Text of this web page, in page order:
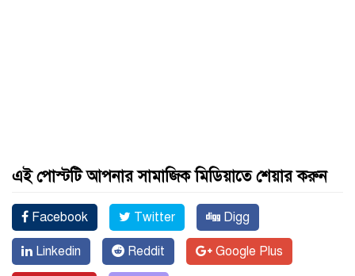
এই পোস্টটি আপনার সামাজিক মিডিয়াতে শেয়ার করুন
Facebook Twitter Digg
Linkedin Reddit Google Plus